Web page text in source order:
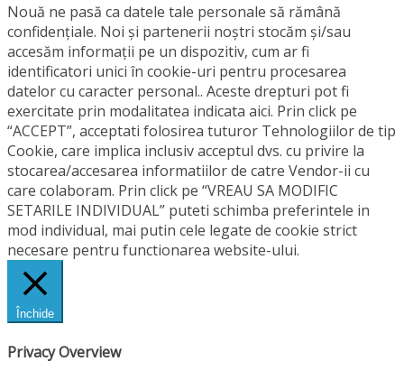
Nouă ne pasă ca datele tale personale să rămână
confidențiale. Noi și partenerii noștri stocăm și/sau
accesăm informații pe un dispozitiv, cum ar fi
identificatori unici în cookie-uri pentru procesarea
datelor cu caracter personal.. Aceste drepturi pot fi
exercitate prin modalitatea indicata aici. Prin click pe
“ACCEPT”, acceptati folosirea tuturor Tehnologiilor de tip
Cookie, care implica inclusiv acceptul dvs. cu privire la
stocarea/accesarea informatiilor de catre Vendor-ii cu
care colaboram. Prin click pe “VREAU SA MODIFIC
SETARILE INDIVIDUAL” puteti schimba preferintele in
mod individual, mai putin cele legate de cookie strict
necesare pentru functionarea website-ului.
Închide
Privacy Overview